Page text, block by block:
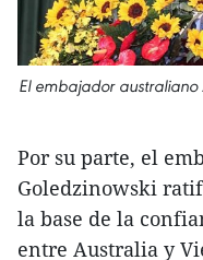
El embajador australiano
Por su parte, el
Goledzinowski
la base de la
entre Australia y